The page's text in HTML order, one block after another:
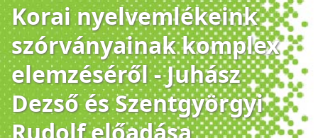
Korai nyelvemlékeink
szórványainak komplex
elemzéséről - Juhász
Dezső és Szentgyörgyi